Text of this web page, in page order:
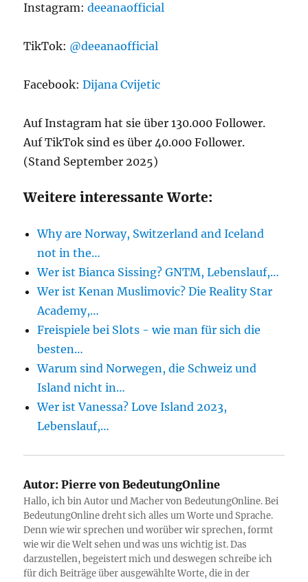
Instagram:deeanaofficial
TikTok: @deeanaofficial
Facebook:Dijana Cvijetic
Auf Instagram hat sie über 130.000 Follower.
Auf TikTok sind es über 40.000 Follower.
(Stand September 2025)
Weitere interessante Worte:
Why are Norway, Switzerland and Iceland
not in the…
Wer ist Bianca Sissing? GNTM, Lebenslauf,…
Wer ist Kenan Muslimovic? Die Reality Star
Academy,…
Freispiele bei Slots - wie man für sich die
besten…
Warum sind Norwegen, die Schweiz und
Island nicht in…
Wer ist Vanessa? Love Island 2023,
Lebenslauf,…
Autor: Pierre von BedeutungOnline
Hallo, ich bin Autor und Macher von BedeutungOnline. Bei
BedeutungOnline dreht sich alles um Worte und Sprache.
Denn wie wir sprechen und worüber wir sprechen, formt
wie wir die Welt sehen und was uns wichtig ist. Das
darzustellen, begeistert mich und deswegen schreibe ich
für dich Beiträge über ausgewählte Worte, die in der